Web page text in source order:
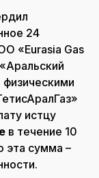
24
«Eurasia Gas
истцу
в течение 10
эта сумма –